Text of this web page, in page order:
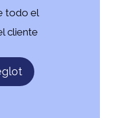
todo el
cliente